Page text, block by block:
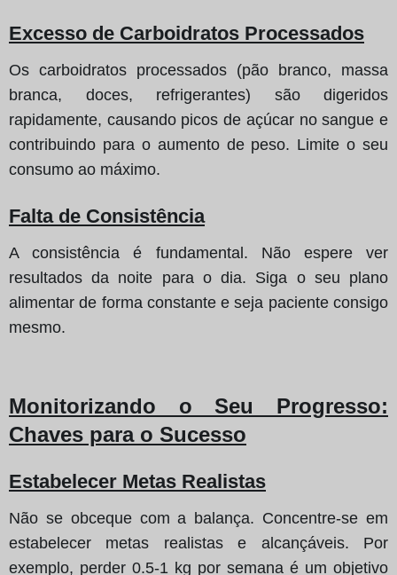
Excesso de Carboidratos Processados
Os carboidratos processados (pão branco, massa
branca, doces, refrigerantes) são digeridos
rapidamente, causando picos de açúcar no sangue e
contribuindo para o aumento de peso. Limite o seu
consumo ao máximo.
Falta de Consistência
A consistência é fundamental. Não espere ver
resultados da noite para o dia. Siga o seu plano
alimentar de forma constante e seja paciente consigo
mesmo.
Monitorizando o Seu Progresso:
Chaves para o Sucesso
Estabelecer Metas Realistas
Não se obceque com a balança. Concentre-se em
estabelecer metas realistas e alcançáveis. Por
exemplo, perder 0.5-1 kg por semana é um objetivo